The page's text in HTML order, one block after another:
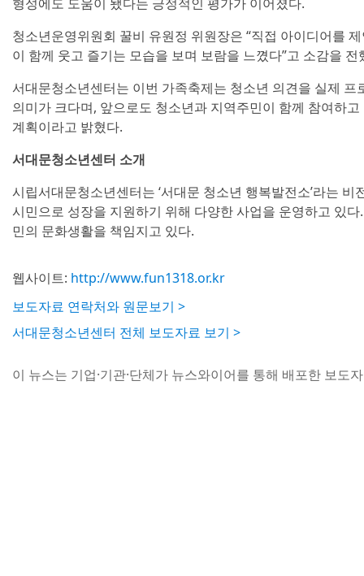
청소년운영위원회 꿀비 유원정 위원장은 “직접 아이디어를
이 함께 웃고 즐기는 모습을 보며 보람을 느꼈다”고 소감을 전
서대문청소년센터는 이번 가족축제는 청소년 의견을 실제
의미가 크다며, 앞으로도 청소년과 지역주민이 함께 참여하
계획이라고 밝혔다.
서대문청소년센터 소개
시립서대문청소년센터는 ‘서대문 청소년 행복발전소’라는
시민으로 성장을 지원하기 위해 다양한 사업을 운영하고 있
민의 문화생활을 책임지고 있다.
웹사이트: http://www.fun1318.or.kr
보도자료 연락처와 원문보기 >
서대문청소년센터 전체 보도자료 보기 >
이 뉴스는 기업·기관·단체가 뉴스와이어를 통해 배포한 보도